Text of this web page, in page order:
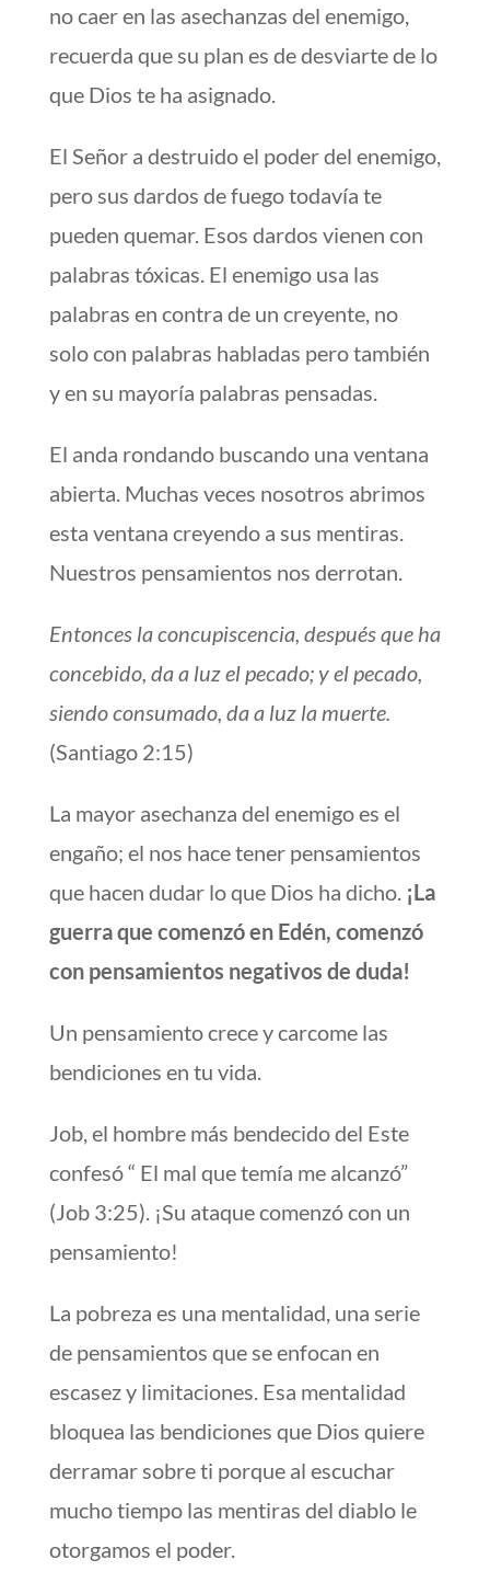
no caer en las asechanzas del enemigo,
recuerda que su plan es de desviarte de lo
que Dios te ha asignado.
El Señor a destruido el poder del enemigo,
pero sus dardos de fuego todavía te
pueden quemar. Esos dardos vienen con
palabras tóxicas. El enemigo usa las
palabras en contra de un creyente, no
solo con palabras habladas pero también
y en su mayoría palabras pensadas.
El anda rondando buscando una ventana
abierta. Muchas veces nosotros abrimos
esta ventana creyendo a sus mentiras.
Nuestros pensamientos nos derrotan.
Entonces la concupiscencia, después que ha
concebido, da a luz el pecado; y el pecado,
siendo consumado, da a luz la muerte.
(Santiago 2:15)
La mayor asechanza del enemigo es el
engaño; el nos hace tener pensamientos
que hacen dudar lo que Dios ha dicho. ¡La
guerra que comenzó en Edén, comenzó
con pensamientos negativos de duda!
Un pensamiento crece y carcome las
bendiciones en tu vida.
Job, el hombre más bendecido del Este
confesó “ El mal que temía me alcanzó”
(Job 3:25). ¡Su ataque comenzó con un
pensamiento!
La pobreza es una mentalidad, una serie
de pensamientos que se enfocan en
escasez y limitaciones. Esa mentalidad
bloquea las bendiciones que Dios quiere
derramar sobre ti porque al escuchar
mucho tiempo las mentiras del diablo le
otorgamos el poder.